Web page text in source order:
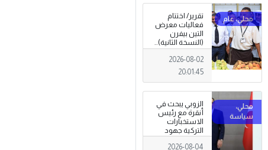
تقرير/ اختتام
فعاليات معرض
التين بيفرن
(النسخة الثانية)..
تظاهرة وطنية
وصمود
للمزارعين في
2026-08-02
20:01:45
الزوبي يبحث في
أنقرة مع رئيس
الاستخبارات
التركية جهود
توحيد المؤسسة
العسكرية على
2026-08-04